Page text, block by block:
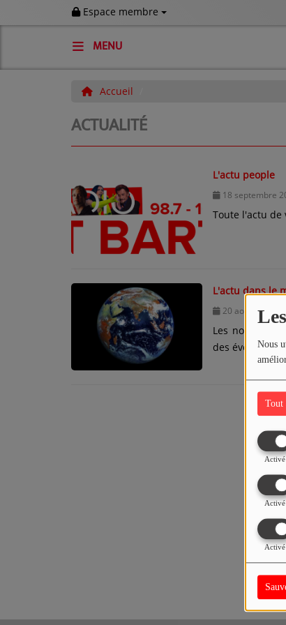
Nous
Tout
Activé
Activé
Activé
Espace membre
MENU
CONTACTS
AGENDA DE LA SEMAINE ET
COMMUNIQUÉS
VOS DÉDICACES À LA RADIO !
LES ÉVENTS DE VOS ÎLES
Accueil
ACTUALITÉ
L'actu people
18 septembre
Toute l'actu de
L'actu dans le
20 août 2024 -
Les nouvelles
des